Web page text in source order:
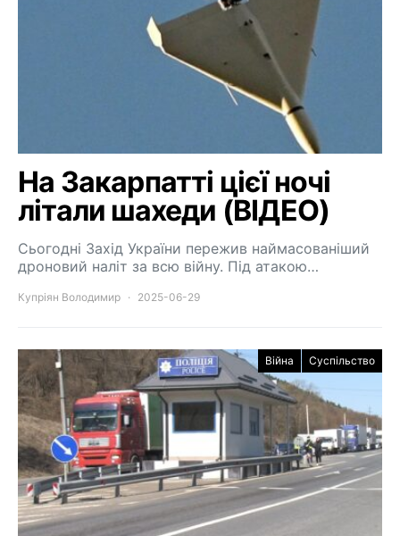
На Закарпатті цієї ночі
літали шахеди (ВІДЕО)
Сьогодні Захід України пережив наймасованіший
дроновий наліт за всю війну. Під атакою…
Купріян Володимир 2025-06-29
Війна Суспільство